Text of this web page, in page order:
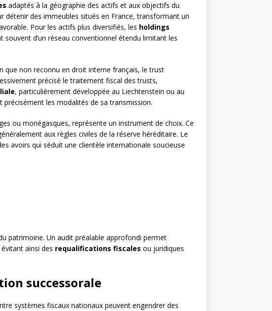
adaptés à la géographie des actifs et aux objectifs du
des immeubles situés en France, transformant un
Pour les actifs plus diversifiés, les holdings
d’un réseau conventionnel étendu limitant les
non reconnu en droit interne français, le trust
précisé le traitement fiscal des trusts,
, particulièrement développée au Liechtenstein ou au
les modalités de sa transmission.
ou monégasques, représente un instrument de choix. Ce
aux règles civiles de la réserve héréditaire. Le
avoirs qui séduit une clientèle internationale soucieuse
patrimoine. Un audit préalable approfondi permet
ainsi des requalifications fiscales ou juridiques
successorale
systèmes fiscaux nationaux peuvent engendrer des